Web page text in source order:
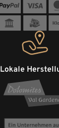
Lokale